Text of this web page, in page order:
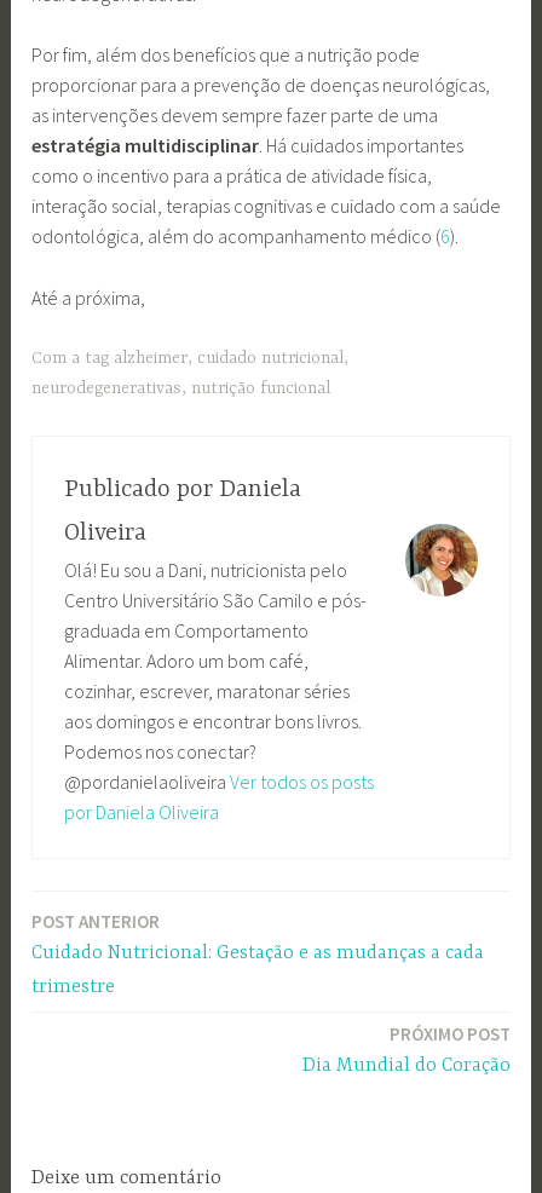
Por fim, além dos benefícios que a nutrição pode
proporcionar para a prevenção de doenças neurológicas,
as intervenções devem sempre fazer parte de uma
estratégia multidisciplinar. Há cuidados importantes
como o incentivo para a prática de atividade física,
interação social, terapias cognitivas e cuidado com a saúde
odontológica, além do acompanhamento médico (6).
Até a próxima,
Com a tag alzheimer, cuidado nutricional,
neurodegenerativas, nutrição funcional
Publicado por Daniela
Oliveira
Olá! Eu sou a Dani, nutricionista pelo
Centro Universitário São Camilo e pós-
graduada em Comportamento
Alimentar. Adoro um bom café,
cozinhar, escrever, maratonar séries
aos domingos e encontrar bons livros.
Podemos nos conectar?
@pordanielaoliveira Ver todos os posts
por Daniela Oliveira
Navegação
POST ANTERIOR
Cuidado Nutricional: Gestação e as mudanças a cada
trimestre
PRÓXIMO POST
Dia Mundial do Coração
Deixe um comentário